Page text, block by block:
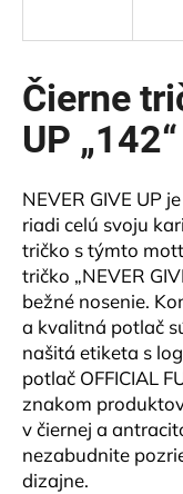
Čierne
UP „142“
NEVER GIVE UP
riadi celú svoju
tričko s týmto
tričko „NEVER
bežné nosenie.
a kvalitná potlač
našitá etiketa s
potlač OFFICIAL
znakom
v čiernej a
nezabudnite
dizajne.
s
ť
?
O
d
p
o
r
ú